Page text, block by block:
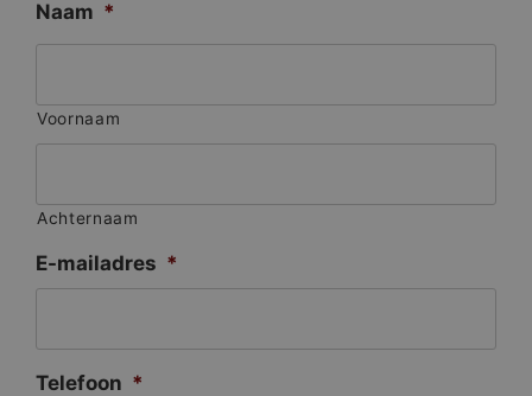
Naam *
Voornaam
Achternaam
E-mailadres *
Telefoon *